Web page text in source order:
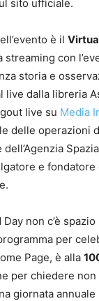
sito ufficiale.
è il
con
storia e
live dalla libreria
live su Media
delle operazioni
e fondatore
Day non c’è
per
Page, è alla
per chiedere non
giornata